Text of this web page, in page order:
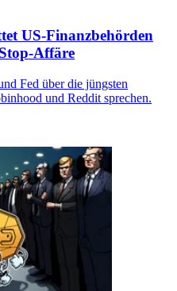
US-Finanzbehörden
Affäre
Fed über die jüngsten
und Reddit sprechen.